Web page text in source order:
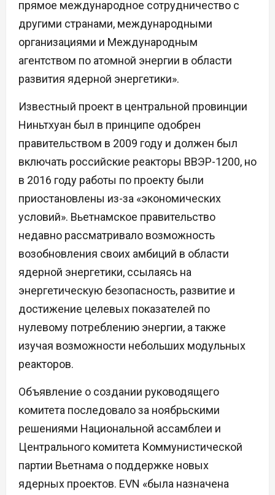
прямое международное сотрудничество с
другими странами, международными
организациями и Международным
агентством по атомной энергии в области
развития ядерной энергетики».
Известный проект в центральной провинции
Ниньтхуан был в принципе одобрен
правительством в 2009 году и должен был
включать российские реакторы ВВЭР-1200, но
в 2016 году работы по проекту были
приостановлены из-за «экономических
условий». Вьетнамское правительство
недавно рассматривало возможность
возобновления своих амбиций в области
ядерной энергетики, ссылаясь на
энергетическую безопасность, развитие и
достижение целевых показателей по
нулевому потреблению энергии, а также
изучая возможности небольших модульных
реакторов.
Объявление о создании руководящего
комитета последовало за ноябрьскими
решениями Национальной ассамблеи и
Центрального комитета Коммунистической
партии Вьетнама о поддержке новых
ядерных проектов. EVN «была назначена